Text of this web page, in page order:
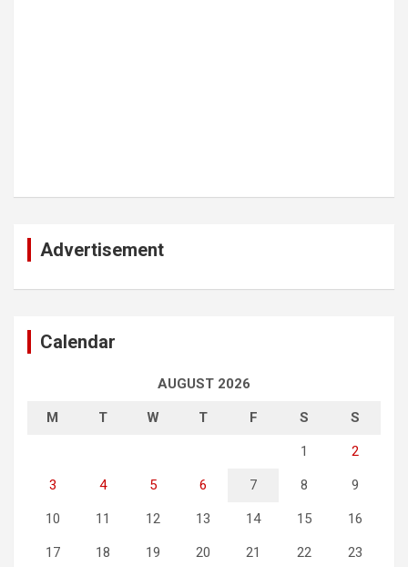
Advertisement
Calendar
AUGUST 2026
M T W T F S S
1 2
3 4 5 6 7 8 9
10 11 12 13 14 15 16
17 18 19 20 21 22 23